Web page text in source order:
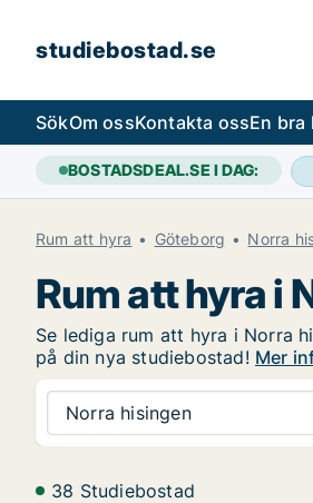
studiebostad.se
SökOm ossKontakta ossEn bra
BOSTADSDEAL.SE I DAG:
Rum att hyra Göteborg Norra
Rum att hyra i
Se lediga rum att hyra i Norra
på din nya studiebostad! Mer
Norra hisingen
38 Studiebostad